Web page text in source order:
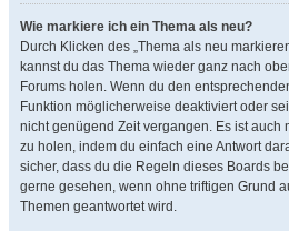
Wie markiere ich ein Thema als neu?
Durch Klicken des „Thema als neu
kannst du das Thema wieder ganz nach
Forums holen. Wenn du den
Funktion möglicherweise deaktiviert oder
nicht genügend Zeit vergangen. Es ist auch
zu holen, indem du einfach eine Antwort
sicher, dass du die Regeln dieses Boards
gerne gesehen, wenn ohne triftigen Grund
Themen geantwortet wird.